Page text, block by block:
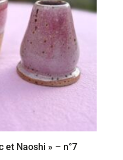
et Naoshi » – n°7